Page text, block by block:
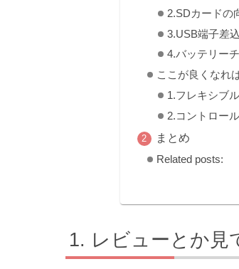
2.SDカードの
3.USB端子差
4.バッテリー
ここが良くなれ
1.フレキシブ
2.コントロー
まとめ
Related posts:
レビューとか見